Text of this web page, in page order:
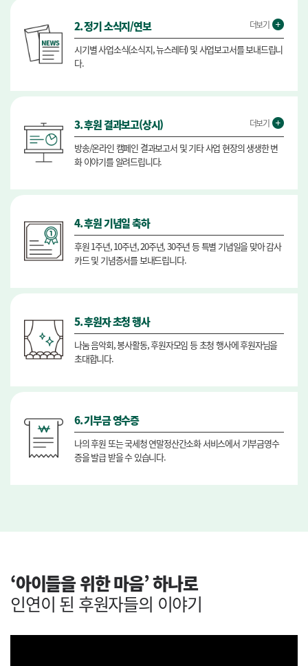
2. 정기 소식지/연보
시기별 사업소식(소식지, 뉴스레터) 및 사업보고서를 보내드립니
다.
더보기
3. 후원 결과보고(상시)
방송/온라인 캠페인 결과보고서 및 기타 사업 현장의 생생한 변
화 이야기를 알려드립니다.
더보기
4. 후원 기념일 축하
후원 1주년, 10주년, 20주년, 30주년 등 특별 기념일을 맞아 감사
카드 및 기념증서를 보내드립니다.
5. 후원자 초청 행사
나눔 음악회, 봉사활동, 후원자모임 등 초청 행사에 후원자님을
초대합니다.
6. 기부금 영수증
나의 후원 또는 국세청 연말정산간소화 서비스에서 기부금영수
증을 발급 받을 수 있습니다.
‘아이들을 위한 마음’ 하나로
인연이 된 후원자들의 이야기